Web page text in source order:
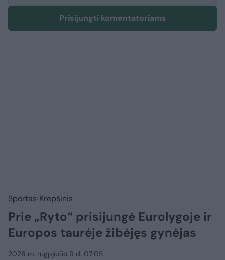
Prisijungti komentatoriams
Sportas Krepšinis
Prie „Ryto“ prisijungė Eurolygoje ir
Europos taurėje žibėjęs gynėjas
2026 m. rugpjūčio 9 d. 07:05